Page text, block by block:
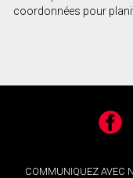
coordonnées pour
Facebook
COMMUNIQUEZ AVEC